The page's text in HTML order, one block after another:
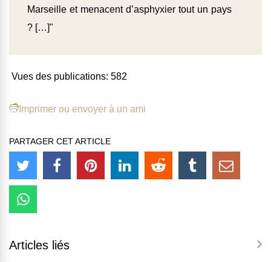
Marseille et menacent d’asphyxier tout un pays
? […]"
Vues des publications: 582
Imprimer ou envoyer à un ami
PARTAGER CET ARTICLE
Articles liés